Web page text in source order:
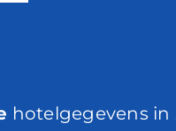
hotelgegevens in